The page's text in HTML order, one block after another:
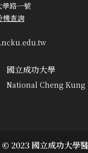
學路一號
機查詢
國立成功大學
National Cheng
2023 國立成功大學